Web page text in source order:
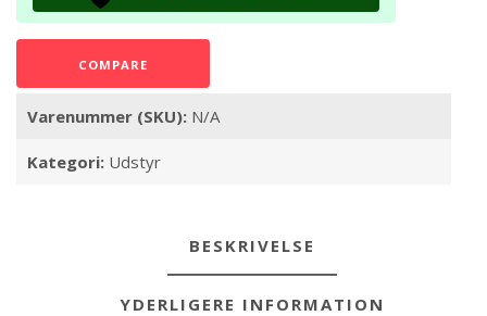
COMPARE
Varenummer (SKU): N/A
Kategori: Udstyr
BESKRIVELSE
YDERLIGERE INFORMATION